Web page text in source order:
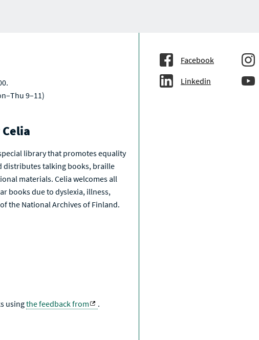
9–11)
library that promotes equality
distributes talking books, braille
materials. Celia welcomes all
books due to dyslexia, illness,
the National Archives of Finland.
usingthe feedback from .
Facebook
Linkedin